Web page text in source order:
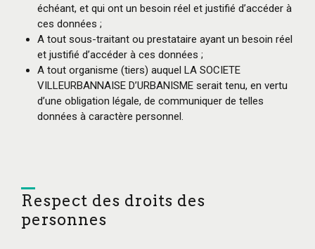
échéant, et qui ont un besoin réel et justifié d’accéder à
ces données ;
A tout sous-traitant ou prestataire ayant un besoin réel
et justifié d’accéder à ces données ;
A tout organisme (tiers) auquel LA SOCIETE
VILLEURBANNAISE D’URBANISME serait tenu, en vertu
d’une obligation légale, de communiquer de telles
données à caractère personnel.
Respect des droits des
personnes